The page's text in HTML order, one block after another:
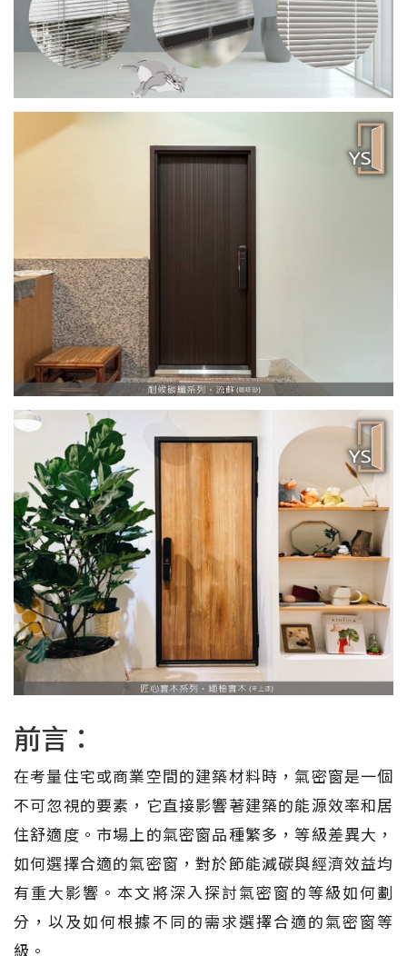
前言：
在考量住宅或商業空間的建築材料時，氣密窗是一個
不可忽視的要素，它直接影響著建築的能源效率和居
住舒適度。市場上的氣密窗品種繁多，等級差異大，
如何選擇合適的氣密窗，對於節能減碳與經濟效益均
有重大影響。本文將深入探討氣密窗的等級如何劃
分，以及如何根據不同的需求選擇合適的氣密窗等
級。